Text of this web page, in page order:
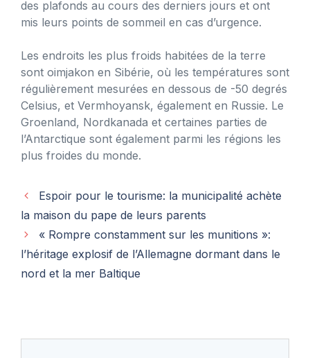
des plafonds au cours des derniers jours et ont
mis leurs points de sommeil en cas d’urgence.
Les endroits les plus froids habitées de la terre
sont oimjakon en Sibérie, où les températures sont
régulièrement mesurées en dessous de -50 degrés
Celsius, et Vermhoyansk, également en Russie. Le
Groenland, Nordkanada et certaines parties de
l’Antarctique sont également parmi les régions les
plus froides du monde.
Espoir pour le tourisme: la municipalité achète
la maison du pape de leurs parents
« Rompre constamment sur les munitions »:
l’héritage explosif de l’Allemagne dormant dans le
nord et la mer Baltique